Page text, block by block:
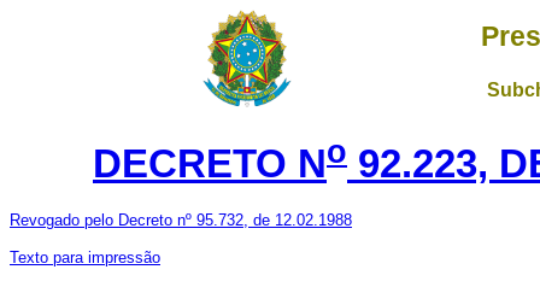
DECRETO No 92.223,
Revogado pelo Decreto nº 95.732, de 12.02.1988
Texto para impressão